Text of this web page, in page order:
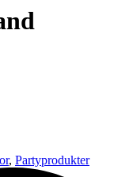
, Party­­produkter